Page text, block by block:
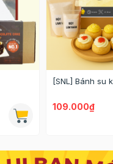
[SNL] Bánh su
109.000₫